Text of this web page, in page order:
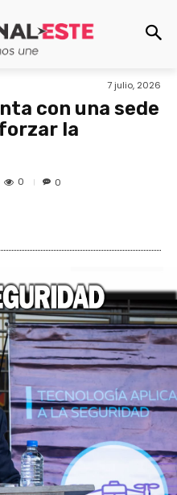
7 julio, 2026
con una sede
la
0 0